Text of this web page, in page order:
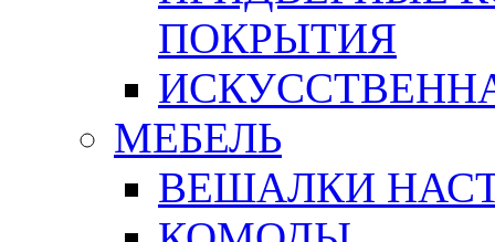
ПОКРЫТИЯ
МЕБЕЛЬ
ВЕШАЛКИ